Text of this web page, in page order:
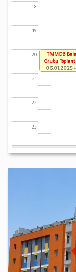
18
19
20
21
22
23
TMMOB
Grubu
06.01.2025